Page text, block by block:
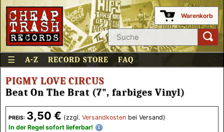
0 Warenkorb
☰ A-Z RECORD STORE FAQ
PREIS: 3,50 € (zzgl. Versandkosten bei Versand)
In der Regel sofort lieferbar!
PIGMY LOVE CIRCUS
Beat On The Brat (7", farbiges Vinyl)